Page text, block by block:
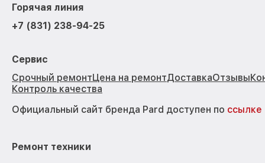
Горячая линия
+7 (831) 238-94-25
Сервис
Срочный ремонтЦена на ремонтДоставкаОтзывы
Контроль качества
Официальный сайт бренда Pard доступен по ссылке
Ремонт техники